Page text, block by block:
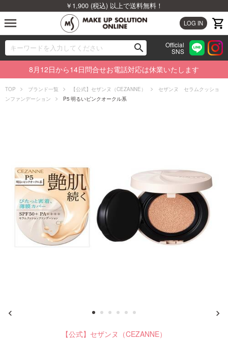
￥1,900 (税込) 以上で送料無料！
LOG IN
menu
search
00
Official
SNS
ブランドから探す
カテゴリから探す
ビューティジャーナルから探す
8月12日から14日問合せお電話対応は休業いたします
TOP ブランド一覧 【公式】セザンヌ（CEZANNE）
セザンヌ セラムクッショ
ンファンデーション
P5 明るいピンクオークル系
【公式】セザンヌ（CEZANNE）